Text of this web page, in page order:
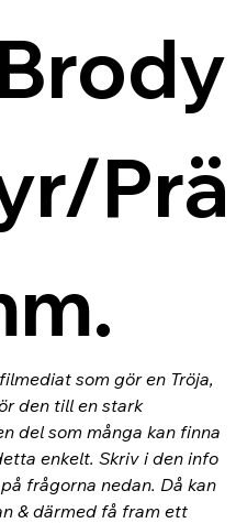
Prä
som gör en Tröja,
den till en stark
del som många kan finna
enkelt. Skriv i den info
frågorna nedan. Då kan
& därmed få fram ett